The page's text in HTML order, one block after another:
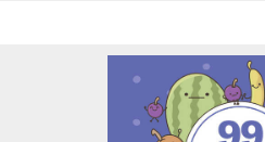
舞齡22年、教學19年
• 現職大安、新店運動中心、
https://www.cjcf.com.tw/
https://www.cjcf.com.tw/